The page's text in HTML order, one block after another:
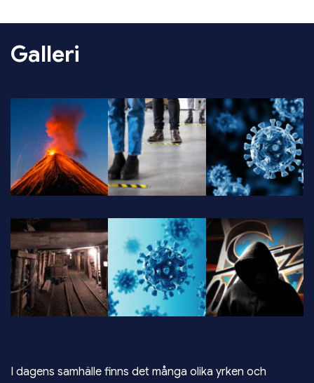
Galleri
I dagens samhälle finns det många olika yrken och